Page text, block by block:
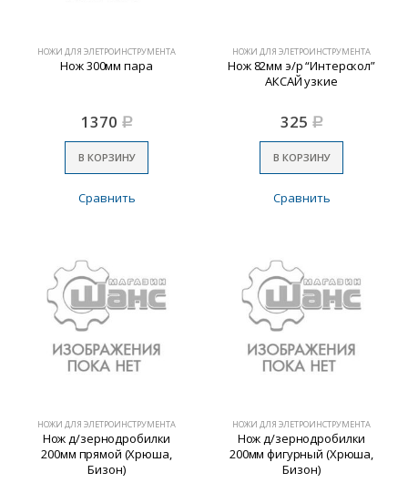
НОЖИ ДЛЯ ЭЛЕТРОИНСТРУМЕНТА
Нож 300мм пара
1370 Р
В КОРЗИНУ
Сравнить
НОЖИ ДЛЯ ЭЛЕТРОИНСТРУМЕНТА
Нож 82мм э/р “Интерскол”
АКСАЙ узкие
325 Р
В КОРЗИНУ
Сравнить
НОЖИ ДЛЯ ЭЛЕТРОИНСТРУМЕНТА
Нож д/зернодробилки
200мм прямой (Хрюша,
Бизон)
НОЖИ ДЛЯ ЭЛЕТРОИНСТРУМЕНТА
Нож д/зернодробилки
200мм фигурный (Хрюша,
Бизон)